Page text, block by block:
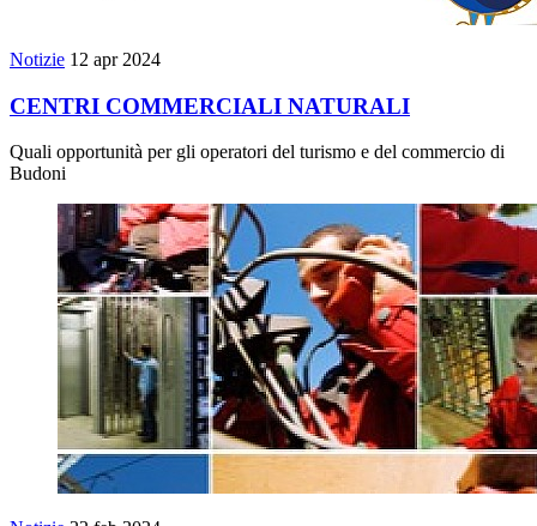
Notizie 12 apr 2024
CENTRI COMMERCIALI NATURALI
Quali opportunità per gli operatori del turismo e del commercio di
Budoni